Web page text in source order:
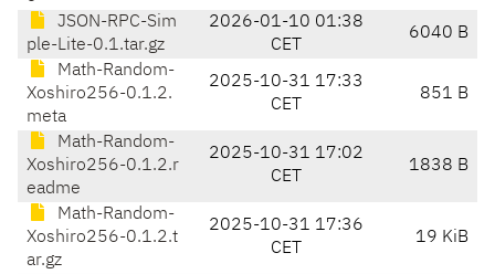
JSON-RPC-Sim
ple-Lite-0.1.tar.gz
2026-01-10 01:38
CET
6040 B
Math-Random-
Xoshiro256-0.1.2.
meta
2025-10-31 17:33
CET
851 B
Math-Random-
Xoshiro256-0.1.2.r
eadme
2025-10-31 17:02
CET
1838 B
Math-Random-
Xoshiro256-0.1.2.t
ar.gz
2025-10-31 17:36
CET
19 KiB